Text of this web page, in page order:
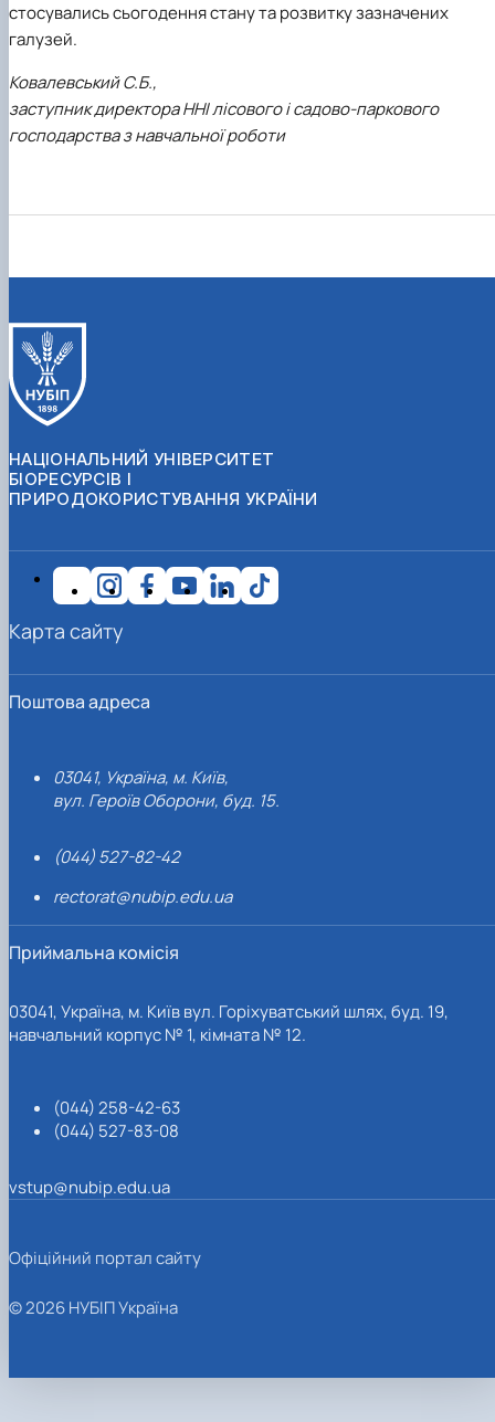
стосувались сьогодення стану та розвитку зазначених
галузей.
Ковалевський С.Б.,
заступник директора ННІ лісового і садово-паркового
господарства з навчальної роботи
НАЦІОНАЛЬНИЙ УНІВЕРСИТЕТ
БІОРЕСУРСІВ І
ПРИРОДОКОРИСТУВАННЯ УКРАЇНИ
Поштова адреса
03041, Україна, м. Київ,
вул. Героїв Оборони, буд. 15.
(044) 527-82-42
rectorat@nubip.edu.ua
Приймальна комісія
03041, Україна, м. Київ вул. Горіхуватський шлях, буд. 19,
навчальний корпус № 1, кімната № 12.
(044) 258-42-63
(044) 527-83-08
vstup@nubip.edu.ua
Карта сайту
Офіційний портал сайту
© 2026 НУБІП Україна